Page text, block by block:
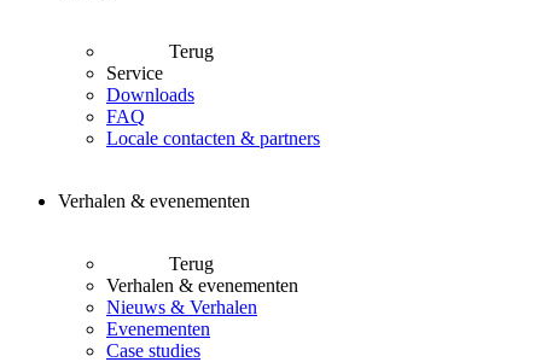
Terug
Service
Downloads
FAQ
Locale contacten & partners
Verhalen & evenementen
Terug
Verhalen & evenementen
Nieuws & Verhalen
Evenementen
Case studies